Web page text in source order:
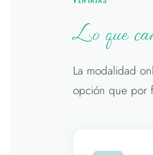
Lo que
La modalidad
opción que por